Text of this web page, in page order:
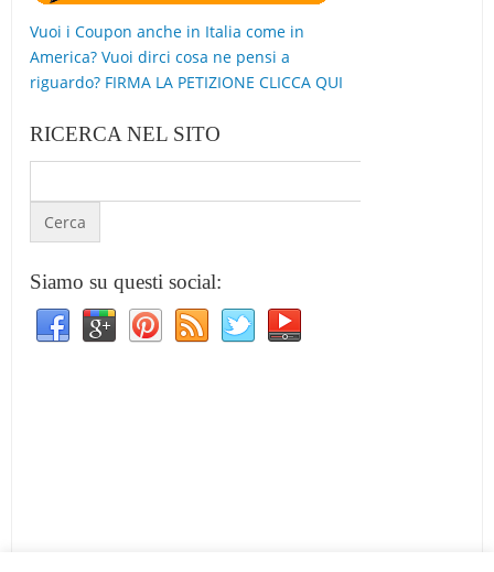
Vuoi i Coupon anche in Italia come in
America? Vuoi dirci cosa ne pensi a
riguardo? FIRMA LA PETIZIONE CLICCA QUI
RICERCA NEL SITO
Siamo su questi social: